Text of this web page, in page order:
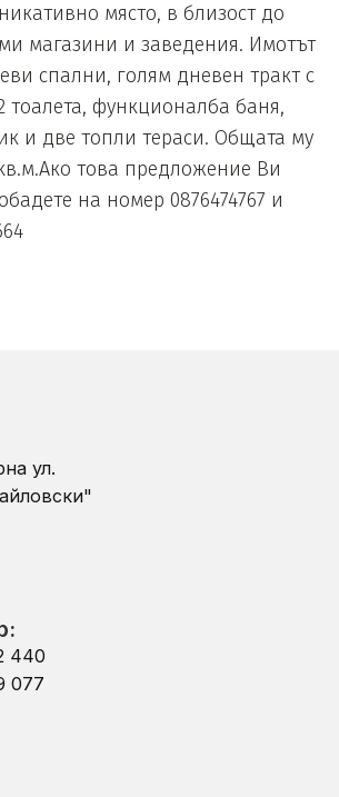
място, в близост до
магазини и заведения. Имотът
спални, голям дневен тракт с
тоалета, функционалба баня,
и две топли тераси. Общата му
това предложение Ви
на номер 0876474767 и
ул.
440
077